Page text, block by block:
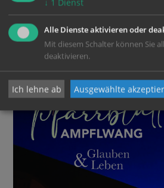
Ausgabe 3/2025
↓ 1 Dienst
Alle Dienste aktivieren oder
Mit diesem Schalter können Sie
deaktivieren.
Ich lehne ab Ausgewählte